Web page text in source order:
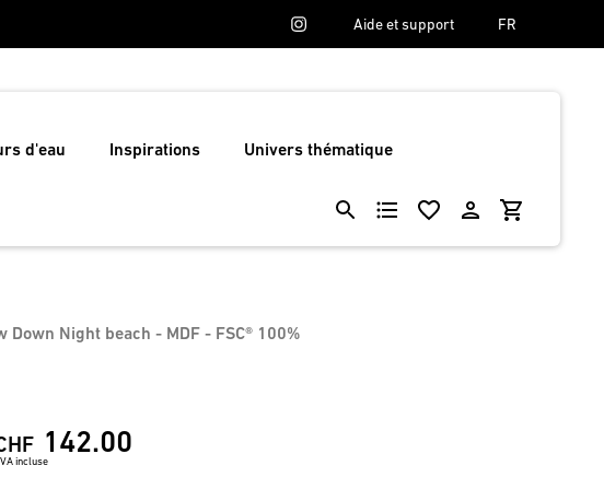
Aide et support FR
d'eau Inspirations Univers thématique
Down Night beach - MDF - FSC® 100%
142.00
incluse